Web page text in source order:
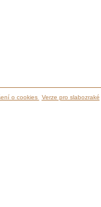
o cookies Verze pro slabozraké